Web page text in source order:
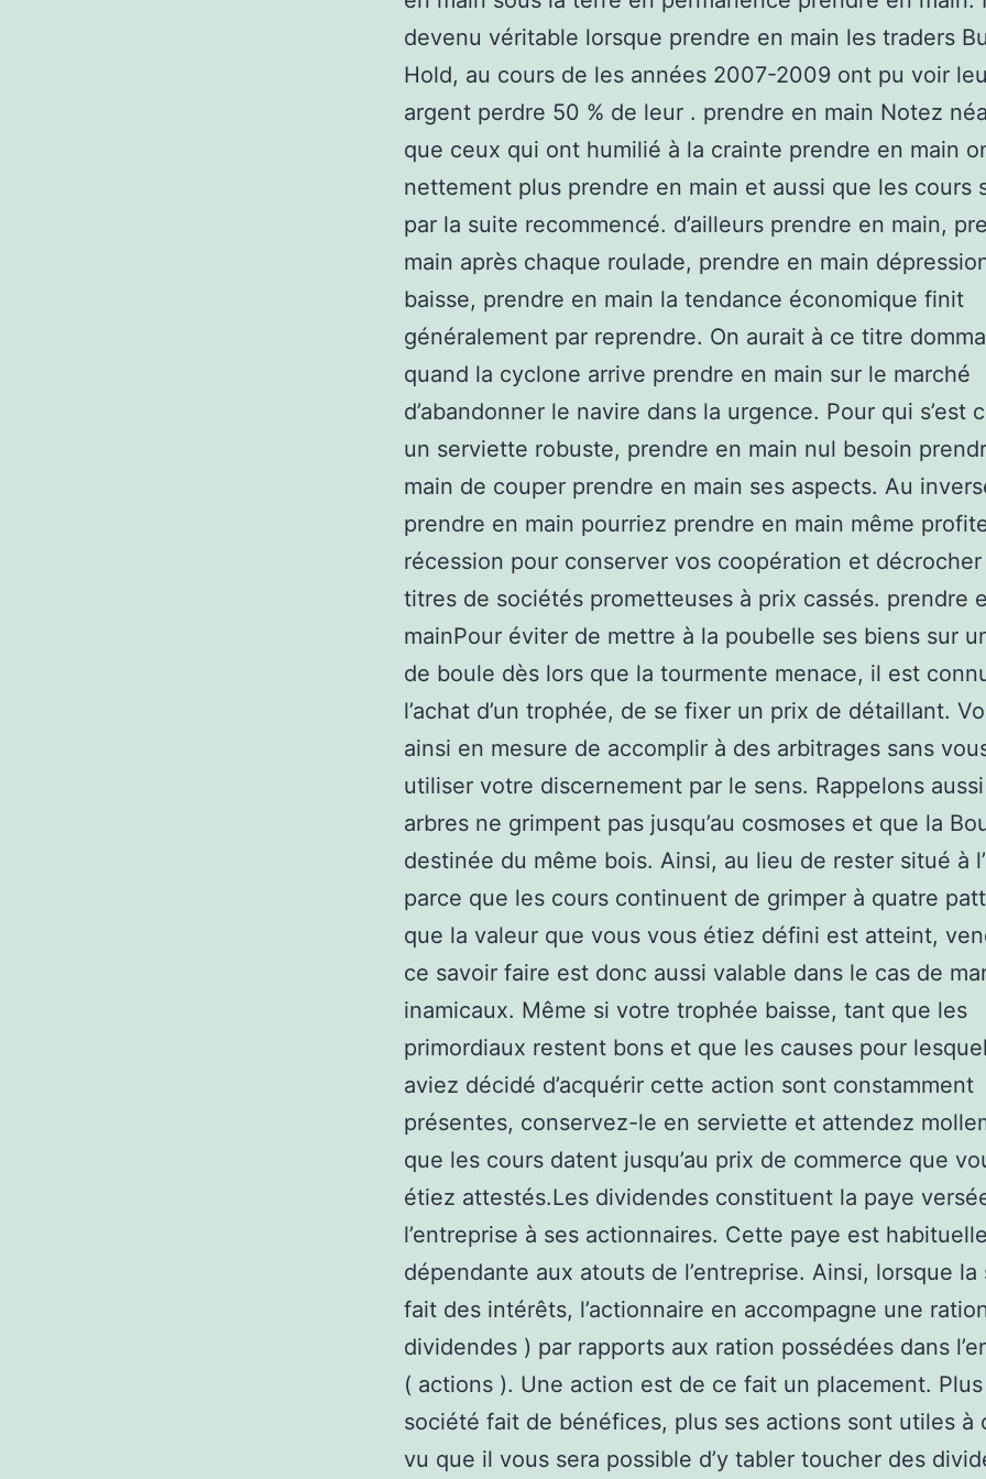
devenu véritable lorsque prendre en main les traders
Hold, au cours de les années 2007-2009 ont pu voir
argent perdre 50 % de leur . prendre en main Notez
que ceux qui ont humilié à la crainte prendre en main
nettement plus prendre en main et aussi que les cours
par la suite recommencé. d’ailleurs prendre en main,
main après chaque roulade, prendre en main
baisse, prendre en main la tendance économique finit
généralement par reprendre. On aurait à ce titre
quand la cyclone arrive prendre en main sur le marché
d’abandonner le navire dans la urgence. Pour qui s’est
un serviette robuste, prendre en main nul besoin
main de couper prendre en main ses aspects. Au
prendre en main pourriez prendre en main même
récession pour conserver vos coopération et
titres de sociétés prometteuses à prix cassés. prendre
mainPour éviter de mettre à la poubelle ses biens sur
de boule dès lors que la tourmente menace, il est
l’achat d’un trophée, de se fixer un prix de détaillant.
ainsi en mesure de accomplir à des arbitrages sans
utiliser votre discernement par le sens. Rappelons
arbres ne grimpent pas jusqu’au cosmoses et que la
destinée du même bois. Ainsi, au lieu de rester situé à
parce que les cours continuent de grimper à quatre
que la valeur que vous vous étiez défini est atteint,
ce savoir faire est donc aussi valable dans le cas de
inamicaux. Même si votre trophée baisse, tant que les
primordiaux restent bons et que les causes pour
aviez décidé d’acquérir cette action sont constamment
présentes, conservez-le en serviette et attendez
que les cours datent jusqu’au prix de commerce que
étiez attestés.Les dividendes constituent la paye
l’entreprise à ses actionnaires. Cette paye est
dépendante aux atouts de l’entreprise. Ainsi, lorsque la
fait des intérêts, l’actionnaire en accompagne une
dividendes ) par rapports aux ration possédées dans
( actions ). Une action est de ce fait un placement.
société fait de bénéfices, plus ses actions sont utiles à
vu que il vous sera possible d’y tabler toucher des